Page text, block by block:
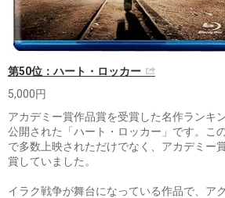
第50位：ハート・ロッカー
5,000円
アカデミー賞作品賞を受賞した名作ランキ
公開された「ハート・ロッカー」です。こ
で多数上映されただけでなく、アカデミー
賞していました。
イラク戦争が舞台になっている作品で、ア